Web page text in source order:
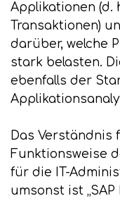
Applikationen (d.
Transaktionen)
darüber, welche
stark belasten.
ebenfalls der
Das
Funktionsweise
für die IT-
umsonst ist